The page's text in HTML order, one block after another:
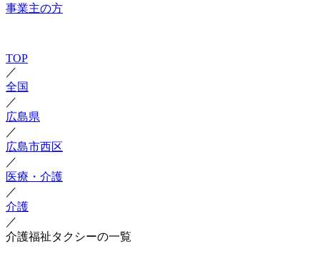
事業主の方
TOP
／
全国
／
広島県
／
広島市西区
／
医療・介護
／
介護
／
介護福祉タクシーの一覧